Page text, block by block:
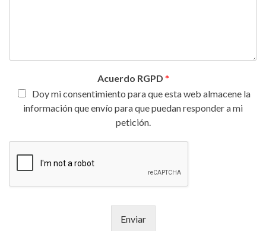
Acuerdo RGPD *
Doy mi consentimiento para que esta web almacene la
información que envío para que puedan responder a mi
petición.
Enviar